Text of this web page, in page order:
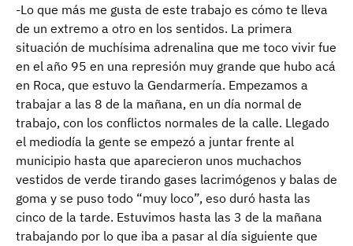
-Lo que más me gusta de este trabajo es cómo te lleva
de un extremo a otro en los sentidos. La primera
situación de muchísima adrenalina que me toco vivir fue
en el año 95 en una represión muy grande que hubo acá
en Roca, que estuvo la Gendarmería. Empezamos a
trabajar a las 8 de la mañana, en un día normal de
trabajo, con los conflictos normales de la calle. Llegado
el mediodía la gente se empezó a juntar frente al
municipio hasta que aparecieron unos muchachos
vestidos de verde tirando gases lacrimógenos y balas de
goma y se puso todo “muy loco”, eso duró hasta las
cinco de la tarde. Estuvimos hasta las 3 de la mañana
trabajando por lo que iba a pasar al día siguiente que